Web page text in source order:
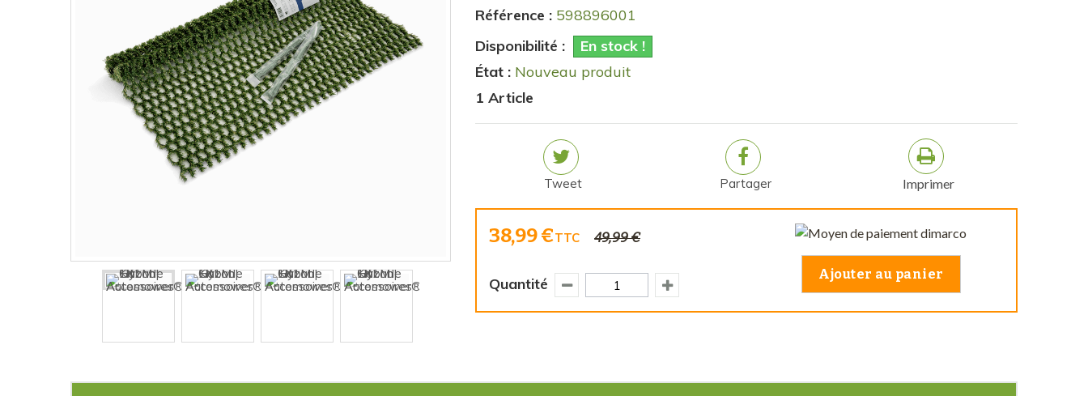
Référence : 598896001
Disponibilité :
En stock !
État : Nouveau produit
1 Article
Tweet Partager Imprimer
38,99 €TTC 49,99 €
Quantité
Ajouter au panier